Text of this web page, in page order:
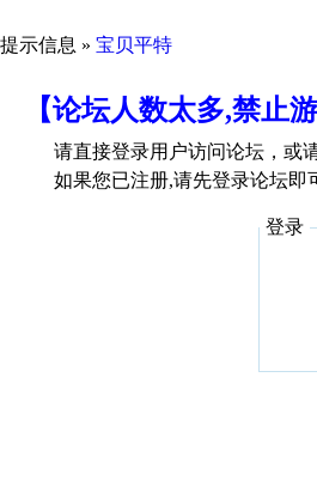
提示信息 » 宝贝平特
【论坛人数太多,禁止
请直接登录用户访问论坛，或
如果您已注册,请先登录论坛即
登录